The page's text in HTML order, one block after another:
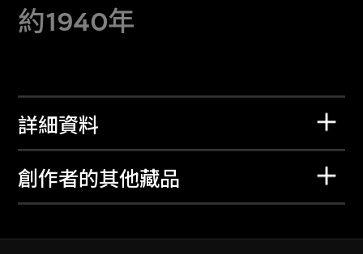
約1940年
詳細資料
創作者的其他藏品